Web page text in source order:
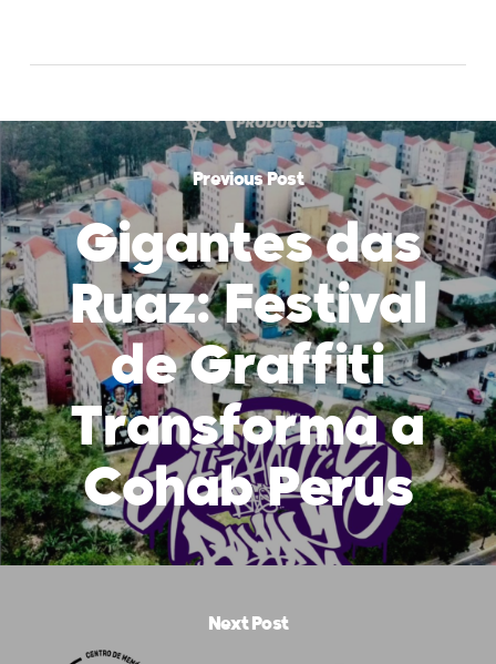
Previous Post
Gigantes das
Ruaz: Festival
de Graffiti
Transforma a
Cohab Perus
Next Post